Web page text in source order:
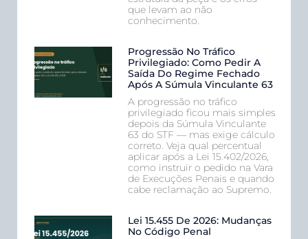
que levam ao não
conhecimento.
Progressão No Tráfico
Privilegiado: Como Pedir A
Saída Do Regime Fechado
Após A Súmula Vinculante 63
A progressão no tráfico
privilegiado ficou mais simples
depois da Súmula Vinculante
63 do STF — mas exige cálculo
correto. Veja qual percentual
aplicar após a Lei 15.402/2026,
como instruir o pedido na Vara
de Execuções Penais e quando
cabe reclamação ao Supremo.
Lei 15.455 De 2026: Mudanças
No Código Penal